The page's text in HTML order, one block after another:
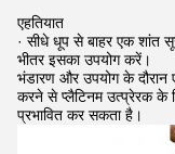
एहतियात
· सीधे धूप से बाहर एक शांत
भीतर इसका उपयोग करें।
भंडारण और उपयोग के दौरान
करने से प्लैटिनम उत्प्रेरक के
प्रभावित कर सकता है।